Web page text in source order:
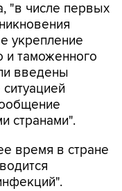
"в числе первых
укрепление
и таможенного
введены
странами".
время в стране